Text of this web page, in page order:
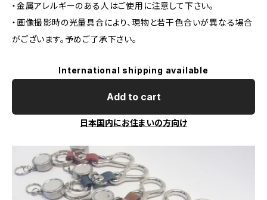
・金属アレルギーのある人はご使用に注意して下さい。
・画像撮影時の光量具合により、現物と若干色合いが異なる場合
がございます。予めご了承下さい。
International shipping available
Add to cart
日本国内にお住まいの方向け